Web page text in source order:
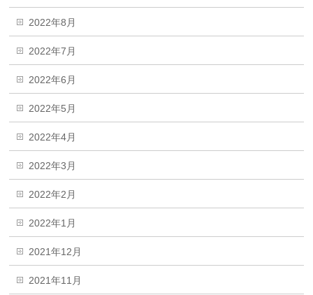
2022年8月
2022年7月
2022年6月
2022年5月
2022年4月
2022年3月
2022年2月
2022年1月
2021年12月
2021年11月